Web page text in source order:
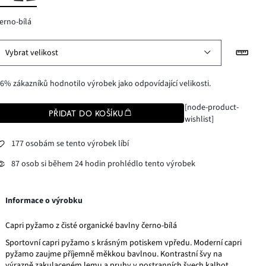
bílá
Vybrat velikost
zákazníků hodnotilo výrobek jako odpovídající velikosti.
PŘIDAT DO KOŠÍKU
[node-product-
wishlist]
177 osobám se tento výrobek líbí
87 osob si během 24 hodin prohlédlo tento výrobek
Informace o výrobku
Capri pyžamo z čisté organické bavlny černo-bílá
Sportovní capri pyžamo s krásným potiskem vpředu. Moderní capri
pyžamo zaujme příjemně měkkou bavlnou. Kontrastní švy na